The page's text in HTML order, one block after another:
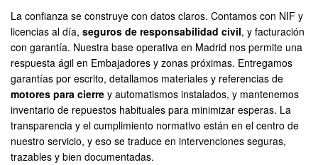
La confianza se construye con datos claros. Contamos con NIF y
licencias al día, seguros de responsabilidad civil, y facturación
con garantía. Nuestra base operativa en Madrid nos permite una
respuesta ágil en Embajadores y zonas próximas. Entregamos
garantías por escrito, detallamos materiales y referencias de
motores para cierre y automatismos instalados, y mantenemos
inventario de repuestos habituales para minimizar esperas. La
transparencia y el cumplimiento normativo están en el centro de
nuestro servicio, y eso se traduce en intervenciones seguras,
trazables y bien documentadas.